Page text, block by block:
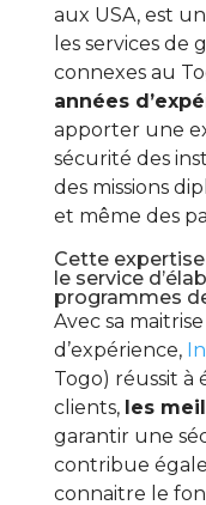
aux USA, est
les services de
connexes au
années
apporter une
sécurité des
des missions
et même des
Cette
le service
programmes
Avec sa
d’expérience,
Togo) réussit à
clients, les
garantir une
contribue
connaitre le